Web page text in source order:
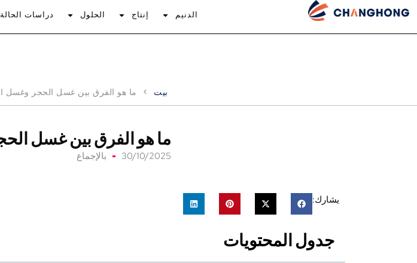
الدنيم إنتاج الحلول دراسات الحالة
بيت > ما هو الفرق بين غسل الحجر وغسل
ما هو الفرق بين غسل
30/10/2025 بالإجماع
يشارك:
جدول المحتويات